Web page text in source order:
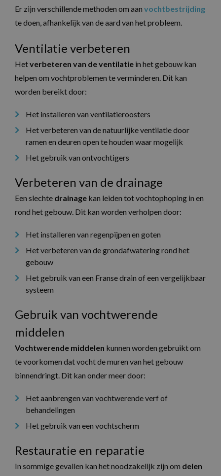
Er zijn verschillende methoden om aan vochtbestrijding
te doen, afhankelijk van de aard van het probleem.
Ventilatie verbeteren
Hetverbeteren van de ventilatie in het gebouw kan
helpen om vochtproblemen te verminderen. Dit kan
worden bereikt door:
Het installeren van ventilatieroosters
Het verbeteren van de natuurlijke ventilatie door
ramen en deuren open te houden waar mogelijk
Het gebruik van ontvochtigers
Verbeteren van de drainage
Een slechte drainage kan leiden tot vochtophoping in en
rond het gebouw. Dit kan worden verholpen door:
Het installeren van regenpijpen en goten
Het verbeteren van de grondafwatering rond het
gebouw
Het gebruik van een Franse drain of een vergelijkbaar
systeem
Gebruik van vochtwerende
middelen
Vochtwerende middelen kunnen worden gebruikt om
te voorkomen dat vocht de muren van het gebouw
binnendringt. Dit kan onder meer door:
Het aanbrengen van vochtwerende verf of
behandelingen
Het gebruik van een vochtscherm
Restauratie en reparatie
In sommige gevallen kan het noodzakelijk zijn om delen